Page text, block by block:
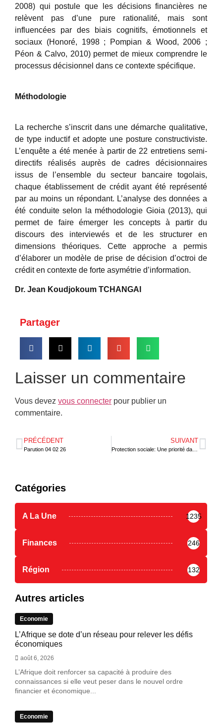
2008) qui postule que les décisions financières ne
relèvent pas d’une pure rationalité, mais sont
influencées par des biais cognitifs, émotionnels et
sociaux (Honoré, 1998 ; Pompian & Wood, 2006 ;
Péon & Calvo, 2010) permet de mieux comprendre le
processus décisionnel dans ce contexte spécifique.
Méthodologie
La recherche s’inscrit dans une démarche qualitative,
de type inductif et adopte une posture constructiviste.
L’enquête a été menée à partir de 22 entretiens semi-
directifs réalisés auprès de cadres décisionnaires
issus de l’ensemble du secteur bancaire togolais,
chaque établissement de crédit ayant été représenté
par au moins un répondant. L’analyse des données a
été conduite selon la méthodologie Gioia (2013), qui
permet de faire émerger les concepts à partir du
discours des interviewés et de les structurer en
dimensions théoriques. Cette approche a permis
d’élaborer un modèle de prise de décision d’octroi de
crédit en contexte de forte asymétrie d’information.
Dr. Jean Koudjokoum TCHANGAI
Partager
Laisser un commentaire
Vous devez vous connecter pour publier un
commentaire.
PRÉCÉDENT
Parution 04 02 26
SUIVANT
Protection sociale: Une priorité dans la vision de développement du Togo
Catégories
A La Une 1235
Finances 246
Région 132
Autres articles
Economie
L’Afrique se dote d’un réseau pour relever les défis
économiques
août 6, 2026
L’Afrique doit renforcer sa capacité à produire des
connaissances si elle veut peser dans le nouvel ordre
financier et économique...
Economie